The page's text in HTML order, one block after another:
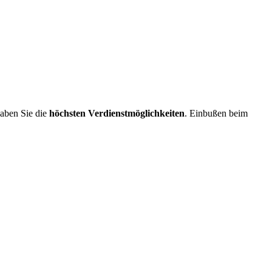
Sie die höchsten Verdienstmöglichkeiten. Einbußen beim